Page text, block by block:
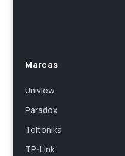
Marcas
Uniview
Paradox
Teltonika
TP-Link